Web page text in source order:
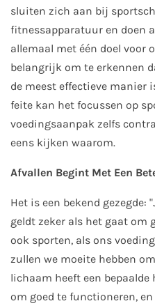
sluiten zich aan bij
fitnessapparatuur en doen
allemaal met één doel voor
belangrijk om te erkennen
de meest effectieve manier
feite kan het focussen op
voedingsaanpak zelfs
eens kijken waarom.
Afvallen Begint Met Een
Het is een bekend gezegde:
geldt zeker als het gaat om
ook sporten, als ons
zullen we moeite hebben
lichaam heeft een
om goed te functioneren,